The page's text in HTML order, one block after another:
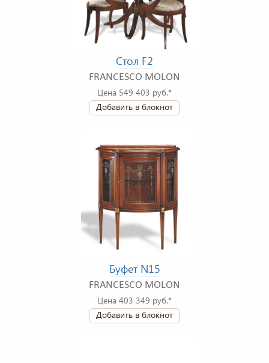
Стол F2
FRANCESCO MOLON
Цена 549 403 руб.*
Добавить в блокнот
Буфет N15
FRANCESCO MOLON
Цена 403 349 руб.*
Добавить в блокнот